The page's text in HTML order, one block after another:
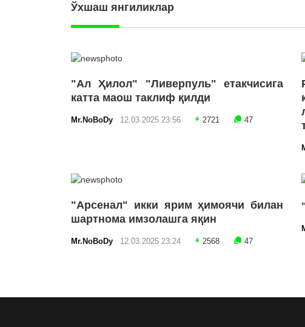
Ўхшаш янгиликлар
"Ал Ҳилол" "Ливерпуль" етакчисига
катта маош таклиф қилди
Mr.NoBoDy 12.03.2025 23:56 2721 47
"Арсенал" икки ярим ҳимоячи билан
шартнома имзолашга яқин
Mr.NoBoDy 12.03.2025 23:24 2568 47